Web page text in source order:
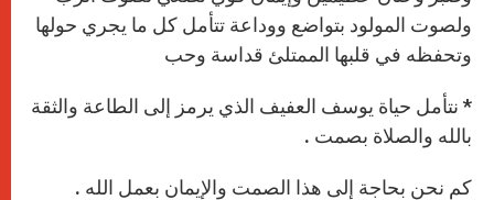
ولصوت المولود بتواضع ووداعة تتأمل كل ما يجري حولها
وتحفظه في قلبها الممتلئ قداسة وحب
* نتأمل حياة يوسف العفيف الذي يرمز إلى الطاعة والثقة
بالله والصلاة بصمت .
كم نحن بحاجة إلى هذا الصمت والإيمان بعمل الله .